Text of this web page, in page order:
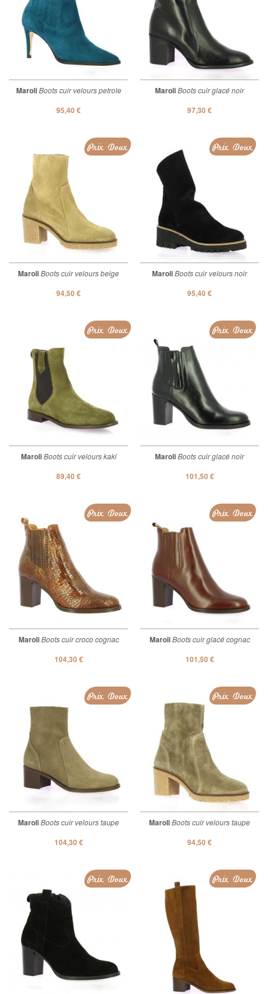
MaroliBoots cuir velours petrole
95,40 €
MaroliBoots cuir glacé noir
97,30 €
MaroliBoots cuir velours beige
94,50 €
Prix Doux
MaroliBoots cuir velours noir
95,40 €
Prix Doux
MaroliBoots cuir velours kaki
89,40 €
Prix Doux
MaroliBoots cuir glacé noir
101,50 €
Prix Doux
MaroliBoots cuir croco cognac
104,30 €
Prix Doux
MaroliBoots cuir glacé cognac
101,50 €
Prix Doux
MaroliBoots cuir velours taupe
104,30 €
Prix Doux
MaroliBoots cuir velours taupe
94,50 €
Prix Doux
Prix Doux Prix Doux